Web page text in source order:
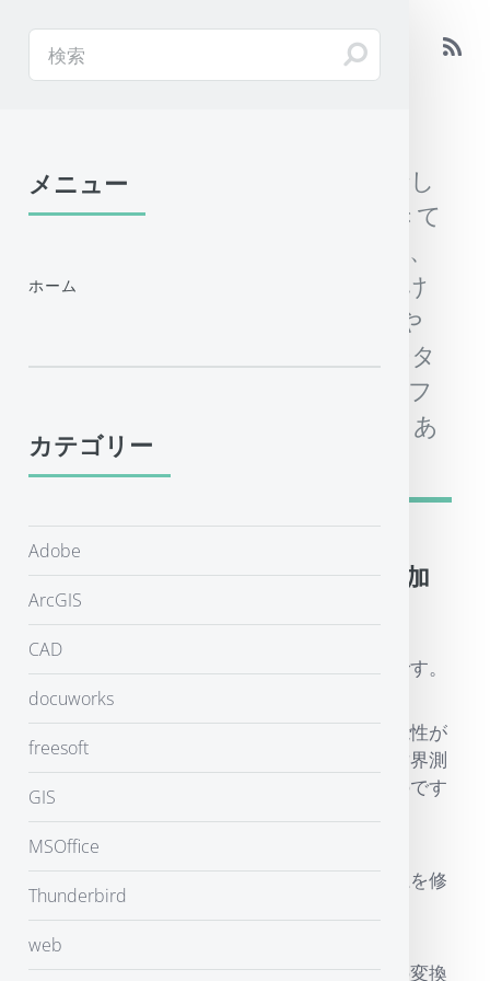
ArcGISの初心者向け解説サイトでし
たが、QGISを使うようになってきて
ます。専門用語はなるべく使わず、
単純明快な操作方法の説明を心がけ
ています。ArcMap（ArcView）や
QGISの使い方に関連して各種データ
の入手や加工方法、AutoCADやオフ
ィスソフトなどの話題もチラホラあ
ります。
既存のマップに数値地図画像を追加
配置するとずれる
おそらく、座標系が合っていないのが原因です。
昔のデータは日本測地系で作られている可能性が
高いのに、新たに購入した数値地図画像は世界測
地系になっています（そっちの方が助かるのです
そこで、ラスタに関連づけられている測地系を修
正する必要があります。
シェイプファイルの場合は「世界測地系への変換
メニュー
ホーム
カテゴリー
Adobe
ArcGIS
CAD
docuworks
freesoft
GIS
MSOffice
Thunderbird
web